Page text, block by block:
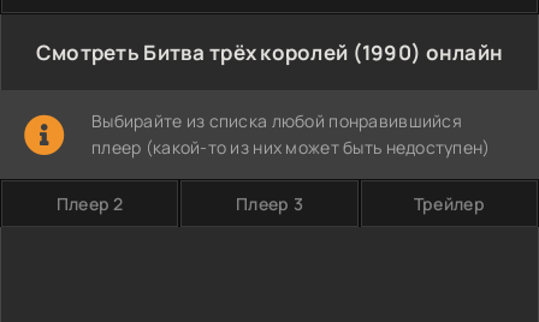
Смотреть Битва трёх королей (1990) онлайн
Выбирайте из списка любой понравившийся
плеер (какой-то из них может быть недоступен)
Плеер 2 Плеер 3 Трейлер